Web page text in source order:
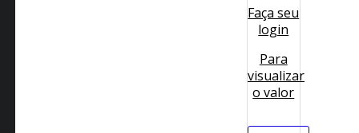
Faça seu
login
Para
visualizar
o valor